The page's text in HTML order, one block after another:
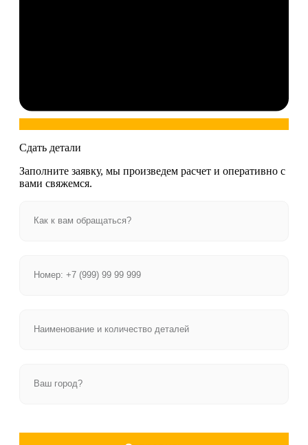
Сдать детали
Заполните заявку, мы произведем расчет и оперативно с
вами свяжемся.